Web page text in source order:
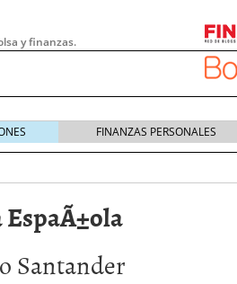
y finanzas.
FINANZAS PERSONALES
Santander